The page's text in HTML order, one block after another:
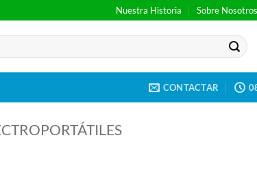
Nuestra Historia Sobre Nosotros
CONTACTAR